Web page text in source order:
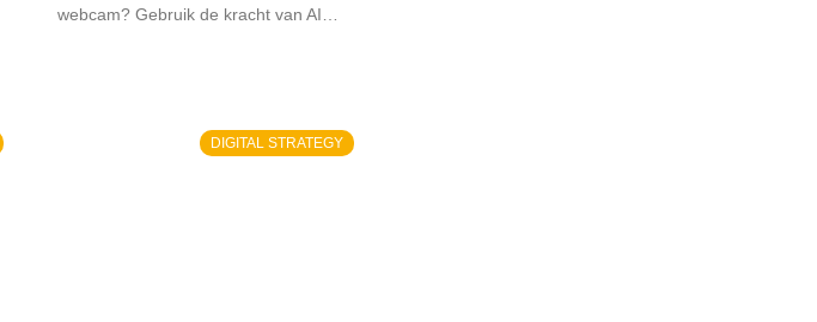
webcam? Gebruik de kracht van AI…
DIGITAL STRATEGY